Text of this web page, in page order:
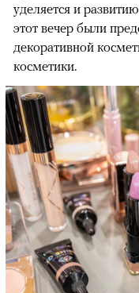
уделяется и
этот вечер были
декоративной
косметики.